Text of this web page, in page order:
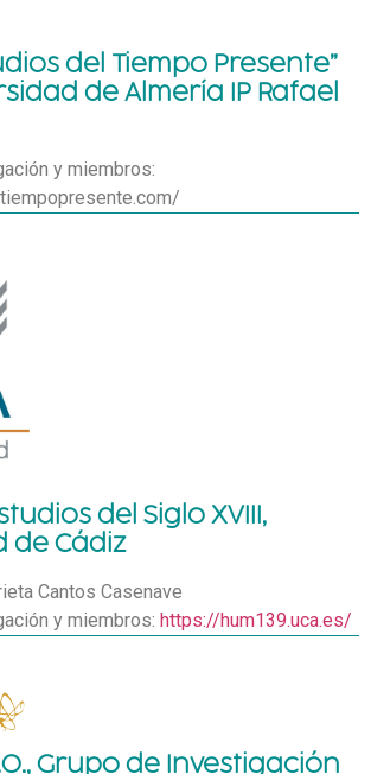
del Tiempo Presente”
de Almería IP Rafael
y miembros:
del Siglo XVIII,
de Cádiz
Cantos Casenave
y miembros: https://hum139.uca.es/
Grupo de Investigación